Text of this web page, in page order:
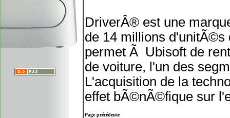
DriverÂ® est une
de 14 millions d'unitÃ©s
permet Ã Ubisoft de
de voiture, l'un des
L'acquisition de la
effet bÃ©nÃ©fique sur
Page précédente